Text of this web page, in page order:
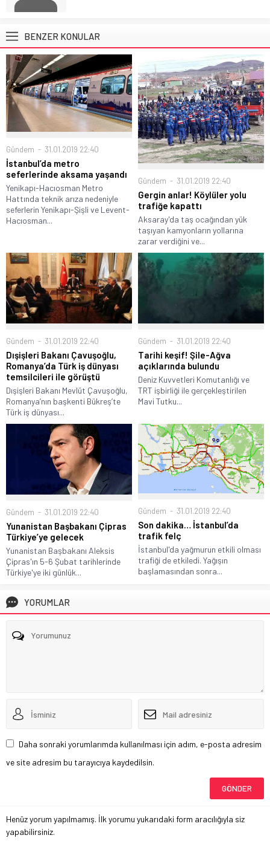
BENZER KONULAR
Gündem 31.01.2019 22:40
İstanbul’da metro
seferlerinde aksama yaşandı
Yenikapı-Hacıosman Metro
Hattında teknik arıza nedeniyle
seferlerin Yenikapı-Şişli ve Levent-
Hacıosman...
Gündem 31.01.2019 22:40
Gergin anlar! Köylüler yolu
trafiğe kapattı
Aksaray'da taş ocağından yük
taşıyan kamyonların yollarına
zarar verdiğini ve...
Gündem 31.01.2019 22:40
Dışişleri Bakanı Çavuşoğlu,
Romanya’da Türk iş dünyası
temsilcileri ile görüştü
Dışişleri Bakanı Mevlüt Çavuşoğlu,
Romanya’nın başkenti Bükreş’te
Türk iş dünyası...
Gündem 31.01.2019 22:40
Tarihi keşif! Şile-Ağva
açıklarında bulundu
Deniz Kuvvetleri Komutanlığı ve
TRT işbirliği ile gerçekleştirilen
Mavi Tutku...
Gündem 31.01.2019 22:40
Yunanistan Başbakanı Çipras
Türkiye’ye gelecek
Yunanistan Başbakanı Aleksis
Çipras'ın 5-6 Şubat tarihlerinde
Türkiye'ye iki günlük...
Gündem 31.01.2019 22:40
Son dakika… İstanbul’da
trafik felç
İstanbul'da yağmurun etkili olması
trafiği de etkiledi. Yağışın
başlamasından sonra...
YORUMLAR
Daha sonraki yorumlarımda kullanılması için adım, e-posta adresim
ve site adresim bu tarayıcıya kaydedilsin.
Henüz yorum yapılmamış. İlk yorumu yukarıdaki form aracılığıyla siz
yapabilirsiniz.